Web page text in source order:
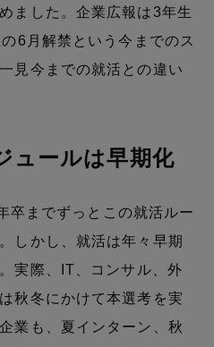
ました。企業広報は3年生
6月解禁という今までのス
見今までの就活との違い
ュールは早期化
卒までずっとこの就活ルー
しかし、就活は年々早期
実際、IT、コンサル、外
秋冬にかけて本選考を実
業も、夏インターン、秋